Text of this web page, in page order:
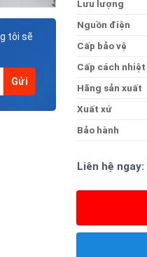
tôi sẽ
Lưu lượng
Nguồn điện
Cấp bảo vệ
Cấp cách nhiệt
Hãng sản xuất
Xuất xứ
Bảo hành
Liên hệ ngay: